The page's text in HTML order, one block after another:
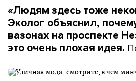
«Людям здесь тоже
Эколог объяснил,
вазонах на проспекте
это очень плохая идея.